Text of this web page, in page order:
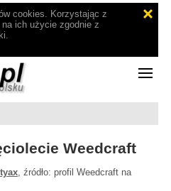
cookies. Korzystając z
ich użycie zgodnie z
Weedcraft
, źródło: profil Weedcraft na